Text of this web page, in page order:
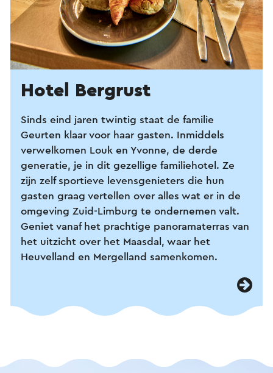
Hotel Bergrust
Sinds eind jaren twintig staat de familie
Geurten klaar voor haar gasten. Inmiddels
verwelkomen Louk en Yvonne, de derde
generatie, je in dit gezellige familiehotel. Ze
zijn zelf sportieve levensgenieters die hun
gasten graag vertellen over alles wat er in de
omgeving Zuid-Limburg te ondernemen valt.
Geniet vanaf het prachtige panoramaterras van
het uitzicht over het Maasdal, waar het
Heuvelland en Mergelland samenkomen.